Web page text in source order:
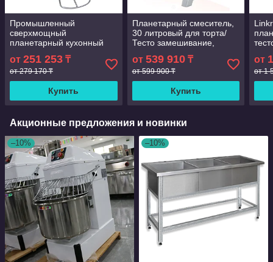
Промышленный
сверхмощный
планетарный кухонный
промышленный пищевой
миксер на 10 л
от 251 253 ₸
от 279 170 ₸
Купить
Планетарный смеситель,
30 литровый для торта/
Тесто замешивание,
пищевой смеситель,
миксер
от 539 910₸
от 599 900 ₸
Купить
от
от 1
Акционные предложения и новинки
–10% –10%